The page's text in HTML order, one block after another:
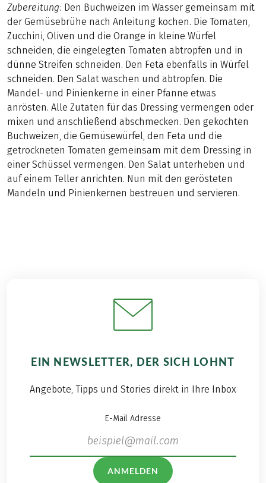
Zubereitung: Den Buchweizen im Wasser gemeinsam mit
der Gemüsebrühe nach Anleitung kochen. Die Tomaten,
Zucchini, Oliven und die Orange in kleine Würfel
schneiden, die eingelegten Tomaten abtropfen und in
dünne Streifen schneiden. Den Feta ebenfalls in Würfel
schneiden. Den Salat waschen und abtropfen. Die
Mandel- und Pinienkerne in einer Pfanne etwas
anrösten. Alle Zutaten für das Dressing vermengen oder
mixen und anschließend abschmecken. Den gekochten
Buchweizen, die Gemüsewürfel, den Feta und die
getrockneten Tomaten gemeinsam mit dem Dressing in
einer Schüssel vermengen. Den Salat unterheben und
auf einem Teller anrichten. Nun mit den gerösteten
Mandeln und Pinienkernen bestreuen und servieren.
EIN NEWSLETTER, DER SICH LOHNT
Angebote, Tipps und Stories direkt in Ihre Inbox
E-Mail Adresse
ANMELDEN